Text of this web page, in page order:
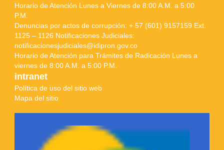
Horario de Atención Lunes a Viernes de 8:00 A.M. a 5:00
P.M.
Denuncias por actos de corrupción: + 57 (601) 9157159 Ext.
1125 – 1126 Notificaciones Judiciales:
notificacionesjudiciales@idipron.gov.co
Horario de Atención para Trámites de Radicación Lunes a
viernes de 8:00 A.M. a 5:00 P.M.
intranet
Política de uso del sitio web
Mapa del sitio